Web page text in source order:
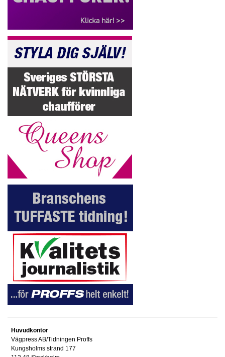
Huvudkontor
Vägpress AB/Tidningen Proffs
Kungsholms strand 177